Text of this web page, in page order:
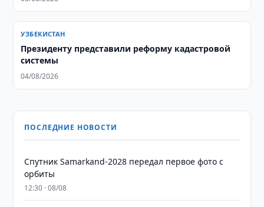
УЗБЕКИСТАН
Президенту представили реформу кадастровой
системы
04/08/2026
ПОСЛЕДНИЕ НОВОСТИ
Спутник Samarkand-2028 передал первое фото с
орбиты
12:30 · 08/08